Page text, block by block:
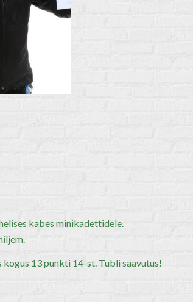
kabes minikadettidele.
13 punkti 14-st. Tubli saavutus!